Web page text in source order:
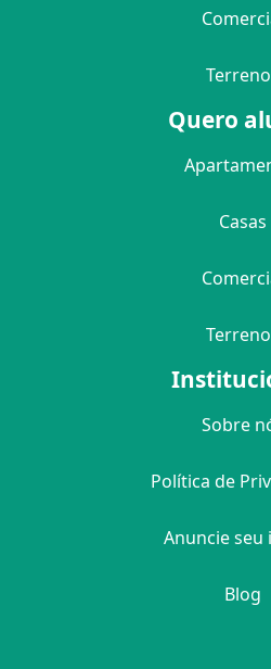
Quero
Casas
Sobre
Política de
Anuncie seu
Blog